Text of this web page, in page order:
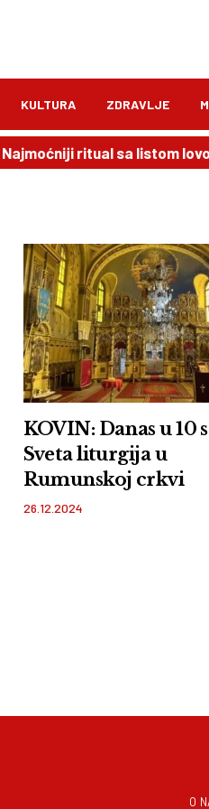
KULTURA ZDRAVLJE
Najmoćniji ritual sa listom
KOVIN: Danas u 10
Sveta liturgija u
Rumunskoj crkvi
26.12.2024
O